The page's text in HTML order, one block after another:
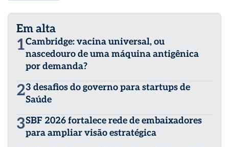
Em alta
1Cambridge: vacina universal, ou
nascedouro de uma máquina antigênica
por demanda?
23 desafios do governo para startups de
Saúde
3SBF 2026 fortalece rede de embaixadores
para ampliar visão estratégica